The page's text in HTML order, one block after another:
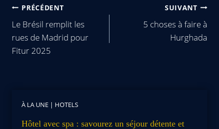
PRÉCÉDENT
Le Brésil remplit les
rues de Madrid pour
Fitur 2025
SUIVANT
5 choses à faire à
Hurghada
À LA UNE | HOTELS
Hôtel avec spa : savourez un séjour détente et